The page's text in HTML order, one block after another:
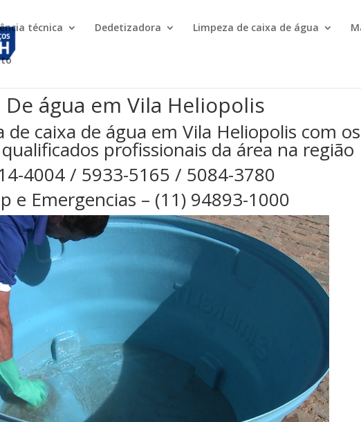
técnica Dedetizadora Limpeza de caixa de água
água em Vila Heliopolis
caixa de água em Vila Heliopolis com os
profissionais da área na região
4004 / 5933-5165 / 5084-3780
e Emergencias – (11) 94893-1000